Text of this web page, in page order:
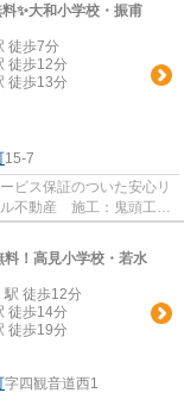
料✨️大和小学校・振甫
徒歩7分
徒歩12分
徒歩13分
15-7
ビス保証のついた安心リ
ル不動産 施工：鬼頭工務
料！高見小学校・若水
駅 徒歩12分
徒歩14分
徒歩19分
字四観音道西1